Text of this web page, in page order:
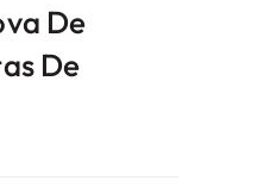
De
De